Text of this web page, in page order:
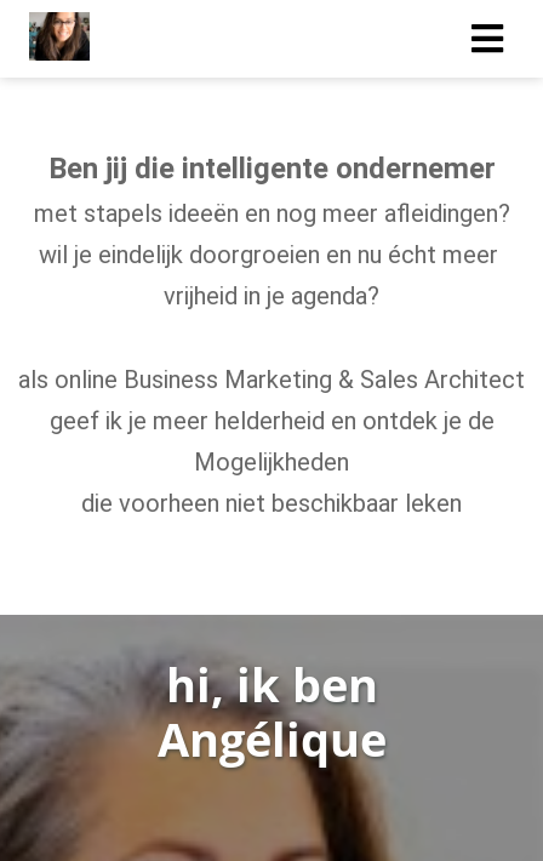
Ben jij die intelligente ondernemer
met stapels ideeën en nog meer afleidingen?
wil je eindelijk doorgroeien en nu écht meer
vrijheid in je agenda?
als online Business Marketing & Sales Architect
geef ik je meer helderheid en ontdek je de
Mogelijkheden
die voorheen niet beschikbaar leken
hi, ik ben
Angélique